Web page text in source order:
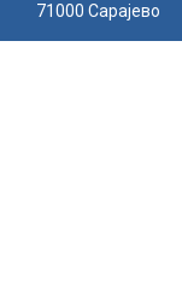
71000 Сарајево